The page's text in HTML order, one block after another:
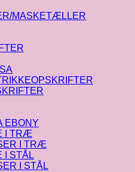
MASKETÆLLER
EBONY
I TRÆ
I TRÆ
I STÅL
I STÅL